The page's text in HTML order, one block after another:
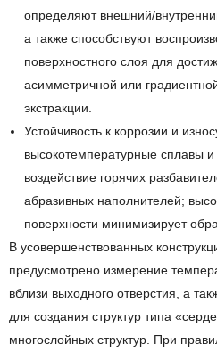
определяют внешний/
а также способствуют
поверхностного слоя для
асимметричной или
экстракции.
Устойчивость к коррозии и
высокотемпературные сплавы
воздействие горячих
абразивных наполнителей;
поверхности минимизирует
В усовершенствованных
предусмотрено измерение
вблизи выходного отверстия, а
для создания структур типа
многослойных структур. При